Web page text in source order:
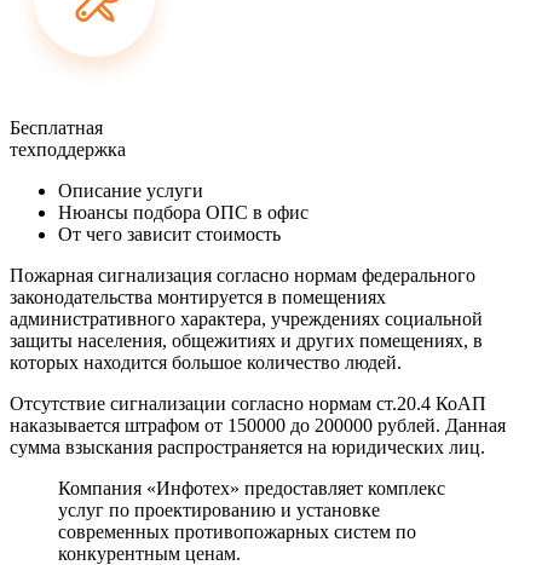
Бесплатная
техподдержка
Описание услуги
Нюансы подбора ОПС в офис
От чего зависит стоимость
Пожарная сигнализация согласно нормам федерального
законодательства монтируется в помещениях
административного характера, учреждениях социальной
защиты населения, общежитиях и других помещениях, в
которых находится большое количество людей.
Отсутствие сигнализации согласно нормам ст.20.4 КоАП
наказывается штрафом от 150000 до 200000 рублей. Данная
сумма взыскания распространяется на юридических лиц.
Компания «Инфотех» предоставляет комплекс
услуг по проектированию и установке
современных противопожарных систем по
конкурентным ценам.